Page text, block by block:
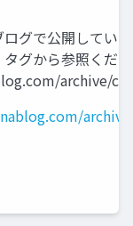
グで公開してい
グから参照くだ
archive/